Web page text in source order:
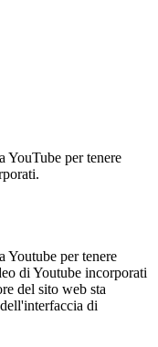
YouTube per tenere
Youtube per tenere
di Youtube incorporati
del sito web sta
di